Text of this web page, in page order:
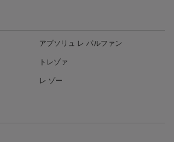
アプソリュ レ パルファン
トレゾァ
レ ゾー